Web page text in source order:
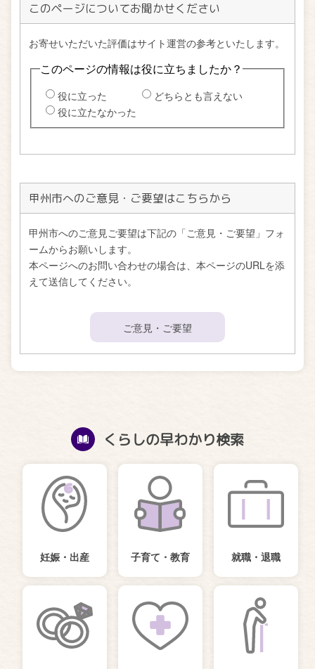
このページについてお聞かせください
甲州市へのご意見・ご要望はこちらから
甲州市へのご意見ご要望は下記の「ご意見・ご要望」フォ
ームからお願いします。
本ページへのお問い合わせの場合は、本ページのURLを添
えて送信してください。
ご意見・ご要望
くらしの早わかり検索
妊娠・出産 子育て・教育 就職・退職